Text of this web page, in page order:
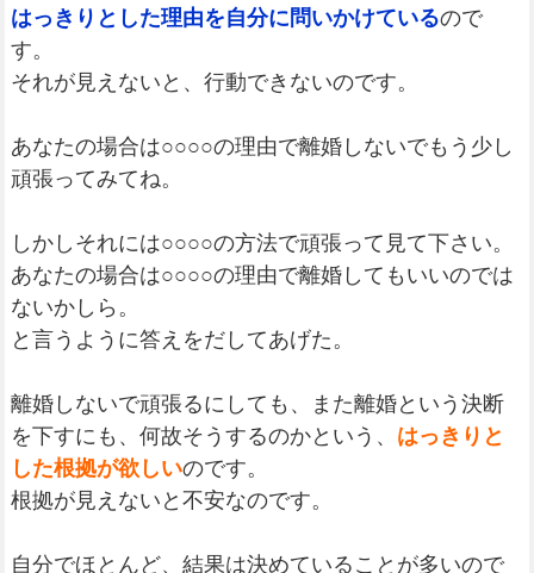
はっきりとした理由を自分に問いかけているので
す。
それが見えないと、行動できないのです。
あなたの場合は○○○○の理由で離婚しないでもう少し
頑張ってみてね。
しかしそれには○○○○の方法で頑張って見て下さい。
あなたの場合は○○○○の理由で離婚してもいいのでは
ないかしら。
と言うように答えをだしてあげた。
離婚しないで頑張るにしても、また離婚という決断
を下すにも、何故そうするのかという、 はっきりと
した根拠が欲しいのです。
根拠が見えないと不安なのです。
自分でほとんど、結果は決めていることが多いので